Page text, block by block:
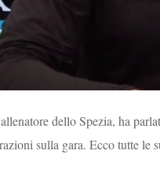
dello Spezia, ha
sulla gara. Ecco tutte le